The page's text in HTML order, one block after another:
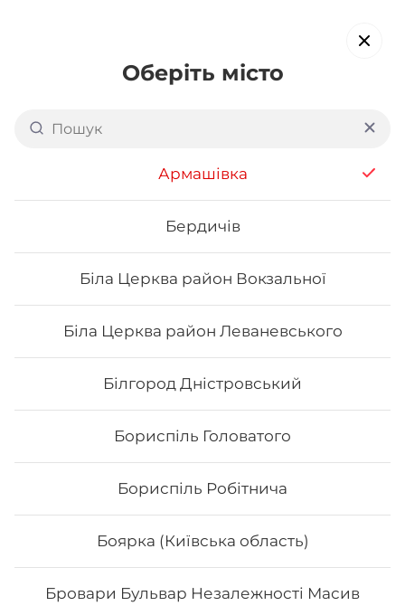
Оберіть місто
Армашівка
Бердичів
Біла Церква район Вокзальної
Біла Церква район Леваневського
Білгород Дністровський
Бориспіль Головатого
Бориспіль Робітнича
Боярка (Київська область)
Бровари Бульвар Незалежності Масив
Личаківському районі
Львова
обирайте страви, які вам подобаються про все інше ми
подбаємо
Акція тижня Сети